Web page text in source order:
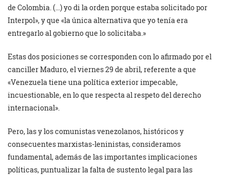
de Colombia. (…) yo di la orden porque estaba solicitado por
Interpol», y que «la única alternativa que yo tenía era
entregarlo al gobierno que lo solicitaba.»
Estas dos posiciones se corresponden con lo afirmado por el
canciller Maduro, el viernes 29 de abril, referente a que
«Venezuela tiene una política exterior impecable,
incuestionable, en lo que respecta al respeto del derecho
internacional».
Pero, las y los comunistas venezolanos, históricos y
consecuentes marxistas-leninistas, consideramos
fundamental, además de las importantes implicaciones
políticas, puntualizar la falta de sustento legal para las